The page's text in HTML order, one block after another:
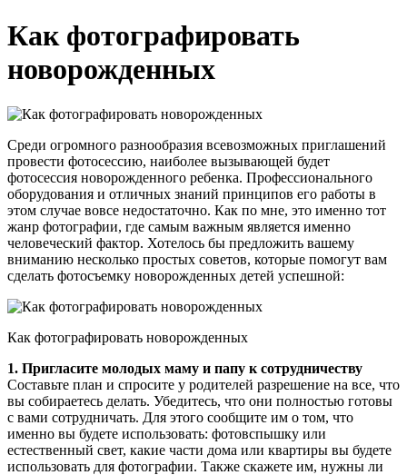
Как фотографировать
новорожденных
Среди огромного разнообразия всевозможных приглашений
провести фотосессию, наиболее вызывающей будет
фотосессия новорожденного ребенка. Профессионального
оборудования и отличных знаний принципов его работы в
этом случае вовсе недостаточно. Как по мне, это именно тот
жанр фотографии, где самым важным является именно
человеческий фактор. Хотелось бы предложить вашему
вниманию несколько простых советов, которые помогут вам
сделать фотосъемку новорожденных детей успешной:
Как фотографировать новорожденных
1. Пригласите молодых маму и папу к сотрудничеству
Составьте план и спросите у родителей разрешение на все, что
вы собираетесь делать. Убедитесь, что они полностью готовы
с вами сотрудничать. Для этого сообщите им о том, что
именно вы будете использовать: фотовспышку или
естественный свет, какие части дома или квартиры вы будете
использовать для фотографии. Также скажете им, нужны ли